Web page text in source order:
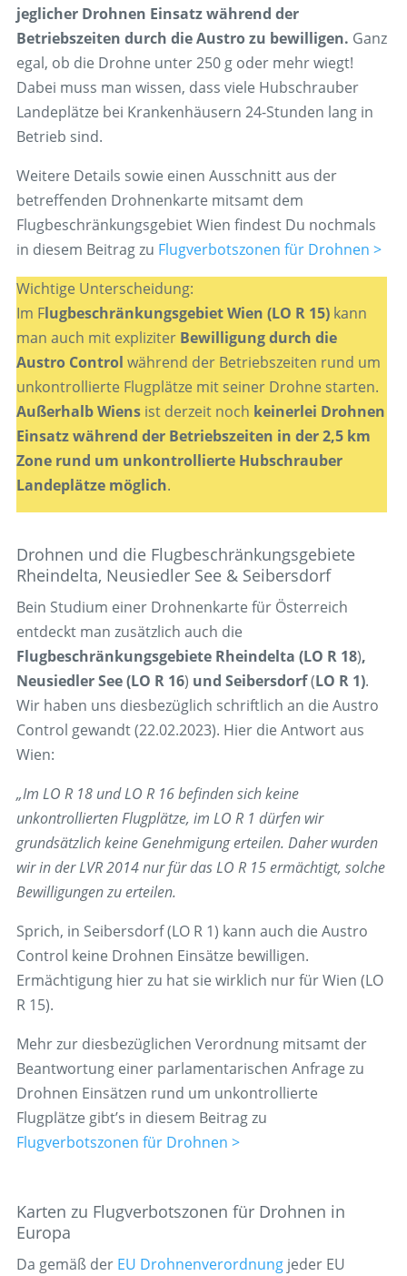
jeglicher Drohnen Einsatz während der
Betriebszeiten durch die Austro zu bewilligen. Ganz
egal, ob die Drohne unter 250 g oder mehr wiegt!
Dabei muss man wissen, dass viele Hubschrauber
Landeplätze bei Krankenhäusern 24-Stunden lang in
Betrieb sind.
Weitere Details sowie einen Ausschnitt aus der
betreffenden Drohnenkarte mitsamt dem
Flugbeschränkungsgebiet Wien findest Du nochmals
in diesem Beitrag zu Flugverbotszonen für Drohnen >
Wichtige Unterscheidung:
Im Flugbeschränkungsgebiet Wien (LO R 15)kann
man auch mit expliziter Bewilligung durch die
Austro Control während der Betriebszeiten rund um
unkontrollierte Flugplätze mit seiner Drohne starten.
Außerhalb Wiensist derzeit noch keinerlei Drohnen
Einsatz während der Betriebszeiten in der 2,5 km
Zone rund um unkontrollierte Hubschrauber
Landeplätze möglich.
Drohnen und die Flugbeschränkungsgebiete
Rheindelta, Neusiedler See & Seibersdorf
Bein Studium einer Drohnenkarte für Österreich
entdeckt man zusätzlich auch die
Flugbeschränkungsgebiete Rheindelta (LO R 18),
Neusiedler See (LO R 16) und Seibersdorf(LO R 1).
Wir haben uns diesbezüglich schriftlich an die Austro
Control gewandt (22.02.2023). Hier die Antwort aus
Wien:
„Im LO R 18 und LO R 16 befinden sich keine
unkontrollierten Flugplätze, im LO R 1 dürfen wir
grundsätzlich keine Genehmigung erteilen. Daher wurden
wir in der LVR 2014 nur für das LO R 15 ermächtigt, solche
Bewilligungen zu erteilen.
Sprich, in Seibersdorf (LO R 1) kann auch die Austro
Control keine Drohnen Einsätze bewilligen.
Ermächtigung hier zu hat sie wirklich nur für Wien (LO
R 15).
Mehr zur diesbezüglichen Verordnung mitsamt der
Beantwortung einer parlamentarischen Anfrage zu
Drohnen Einsätzen rund um unkontrollierte
Flugplätze gibt’s in diesem Beitrag zu
Flugverbotszonen für Drohnen >
Karten zu Flugverbotszonen für Drohnen in
Europa
Da gemäß der EU Drohnenverordnungjeder EU